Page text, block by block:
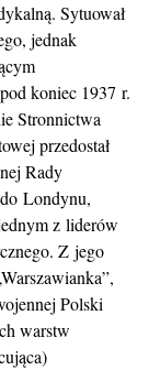
Sytuował
jednak
koniec 1937 r.
Stronnictwa
przedostał
Rady
Londynu,
z liderów
Z jego
Polski
warstw